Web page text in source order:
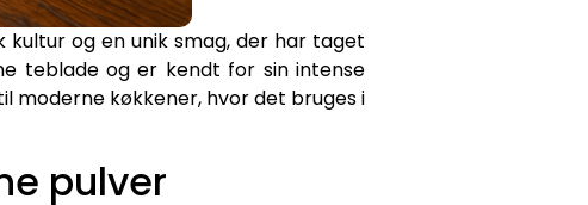
og en unik smag, der har taget
teblade og er kendt for sin intense
moderne køkkener, hvor det bruges i
pulver